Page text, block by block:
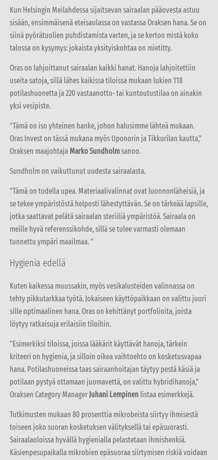
Kun Helsingin Meilahdessa sijaitsevan sairaalan pääovesta astuu
sisään, ensimmäisenä eteisaulassa on vastassa Oraksen hana. Se on
siinä pyörätuolien puhdistamista varten, ja se kertoo mistä koko
talossa on kysymys: jokaista yksityiskohtaa on mietitty.
Oras on lahjoittanut sairaalan kaikki hanat. Hanoja lahjoitettiin
useita satoja, sillä lähes kaikissa tiloissa mukaan lukien 118
potilashuonetta ja 220 vastaanotto- tai kuntoutustilaa on ainakin
yksi vesipiste.
"Tämä on iso yhteinen hanke, johon halusimme lähteä mukaan.
Oras Invest on tässä mukana myös Uponorin ja Tikkurilan kautta,"
Oraksen maajohtaja Marko Sundholmsanoo.
Sundholm on vaikuttunut uudesta sairaalasta.
"Tämä on todella upea. Materiaalivalinnat ovat luonnonläheisiä, ja
se tekee ympäristöstä helposti lähestyttävän. Se on tärkeää lapsille,
jotka saattavat pelätä sairaalan steriiliä ympäristöä. Sairaala on
meille hyvä referenssikohde, sillä se tulee varmasti olemaan
tunnettu ympäri maailmaa. "
Hygienia edellä
Kuten kaikessa muussakin, myös vesikalusteiden valinnassa on
tehty pikkutarkkaa työtä. Jokaiseen käyttöpaikkaan on valittu juuri
sille optimaalinen hana. Oras on kehittänyt portfolioita, joista
löytyy ratkaisuja erilaisiin tiloihin.
"Esimerkiksi tiloissa, joissa lääkärit käyttävät hanoja, tärkein
kriteeri on hygienia, ja silloin oikea vaihtoehto on kosketusvapaa
hana. Potilashuoneissa taas sairaanhoitajan täytyy pestä käsiä ja
potilaan pystyä ottamaan juomavettä, on valittu hybridihanoja,"
Oraksen Category Manager Juhani Lempinen listaa esimerkkejä.
Tutkimusten mukaan 80 prosenttia mikrobeista siirtyy ihmisestä
toiseen joko suoran kosketuksen välityksellä tai epäsuorasti.
Sairaalaoloissa hyvällä hygienialla pelastetaan ihmishenkiä.
Käsienpesupaikalla mikrobien epäsuoraa siirtymisen riskiä voidaan